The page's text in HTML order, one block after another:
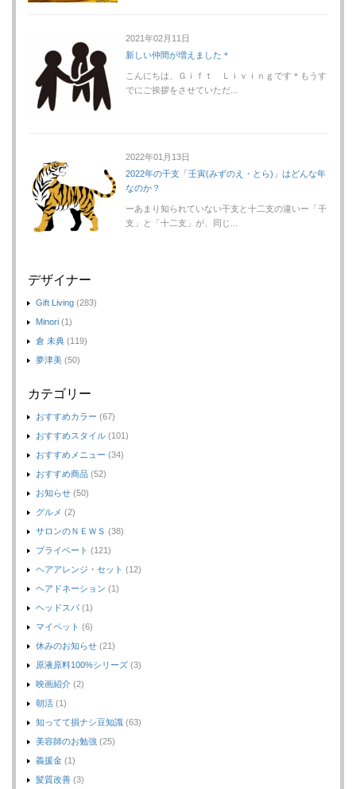
2021年02月11日
新しい仲間が増えました＊
こんにちは、Ｇｉｆｔ Ｌｉｖｉｎｇです＊もうす
でにご挨拶をさせていただ...
2022年01月13日
2022年の干支「壬寅(みずのえ・とら)」はどんな年
なのか？
ーあまり知られていない干支と十二支の違いー「干
支」と「十二支」が、同じ...
デザイナー
Gift Living (283)
Minori (1)
倉 未典 (119)
夢津美 (50)
カテゴリー
おすすめカラー (67)
おすすめスタイル (101)
おすすめメニュー (34)
おすすめ商品 (52)
お知らせ (50)
グルメ (2)
サロンのＮＥＷＳ (38)
プライベート (121)
ヘアアレンジ・セット (12)
ヘアドネーション (1)
ヘッドスパ (1)
マイペット (6)
休みのお知らせ (21)
原液原料100%シリーズ (3)
映画紹介 (2)
朝活 (1)
知ってて損ナシ豆知識 (63)
美容師のお勉強 (25)
義援金 (1)
髪質改善 (3)